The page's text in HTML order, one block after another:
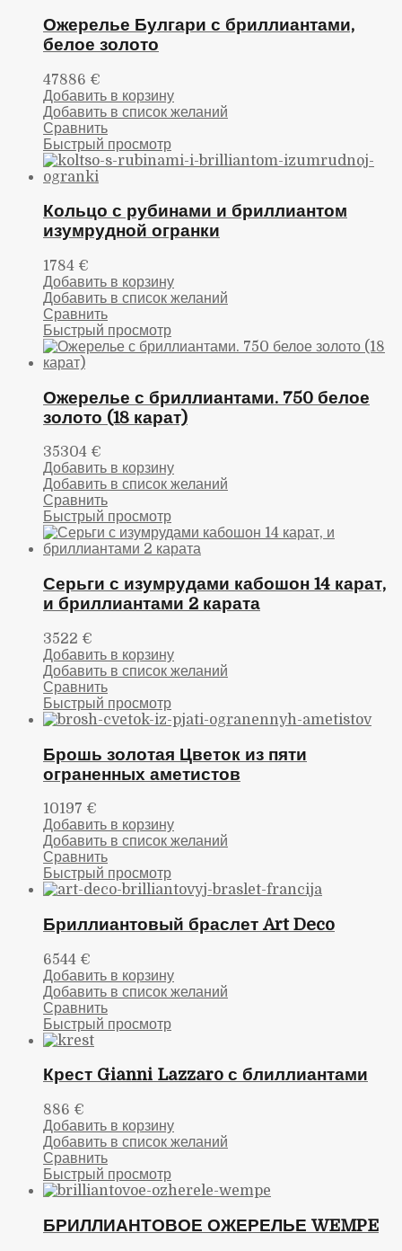
Ожерелье Булгари с бриллиантами,
белое золото
47886 €
Добавить в корзину
Добавить в список желаний
Сравнить
Быстрый просмотр
Кольцо с рубинами и бриллиантом
изумрудной огранки
1784 €
Добавить в корзину
Добавить в список желаний
Сравнить
Быстрый просмотр
Ожерелье с бриллиантами. 750 белое
золото (18 карат)
35304 €
Добавить в корзину
Добавить в список желаний
Сравнить
Быстрый просмотр
Серьги с изумрудами кабошон 14 карат,
и бриллиантами 2 карата
3522 €
Добавить в корзину
Добавить в список желаний
Сравнить
Быстрый просмотр
Брошь золотая Цветок из пяти
ограненных аметистов
10197 €
Добавить в корзину
Добавить в список желаний
Сравнить
Быстрый просмотр
Бриллиантовый браслет Art Deco
6544 €
Добавить в корзину
Добавить в список желаний
Сравнить
Быстрый просмотр
Крест Gianni Lazzaro с блиллиантами
886 €
Добавить в корзину
Добавить в список желаний
Сравнить
Быстрый просмотр
БРИЛЛИАНТОВОЕ ОЖЕРЕЛЬЕ WEMPE